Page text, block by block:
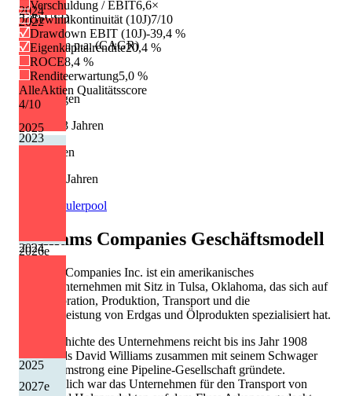
2024
2025
2026e
2027e
2022
2023
2024
2025
Verschuldung / EBIT6,6×
Gewinnkontinuität (10J)7/10
Drawdown EBIT (10J)-39,4 %
Eigenkapitalrendite20,4 %
ROCE8,4 %
Renditeerwartung5,0 %
AlleAktien Qualitätsscore
4/10
2.00 USD
Wachstum p.a. (CAGR)
+4,0 %
Erhöhungen
11 von 13 Jahren
Kürzungen
2 von 13 Jahren
Quelle: Eulerpool
Williams Companies Geschäftsmodell
Williams Companies Inc. ist ein amerikanisches
Energieunternehmen mit Sitz in Tulsa, Oklahoma, das sich auf
die Exploration, Produktion, Transport und die
Vertriebsleistung von Erdgas und Ölprodukten spezialisiert hat.
Die Geschichte des Unternehmens reicht bis ins Jahr 1908
zurück, als David Williams zusammen mit seinem Schwager
Miller Armstrong eine Pipeline-Gesellschaft gründete.
Ursprünglich war das Unternehmen für den Transport von